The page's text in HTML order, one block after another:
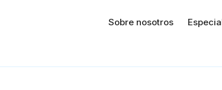
Sobre nosotros